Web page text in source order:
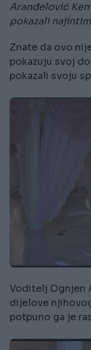
Aranđelović
pokazali
Znate da ovo
pokazuju svoj
pokazali svoju
Voditelj Ognjen
dijelove
potpuno ga je